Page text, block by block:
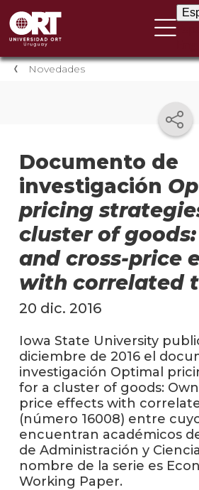
Novedades
Documento de
investigación
pricing
cluster of
and cross-price
with correlated
20 dic. 2016
Iowa State University
diciembre de 2016 el
investigación Optimal
for a cluster of goods:
price effects with
(número 16008) entre
encuentran académicos
de Administración y
nombre de la serie es
Working Paper.